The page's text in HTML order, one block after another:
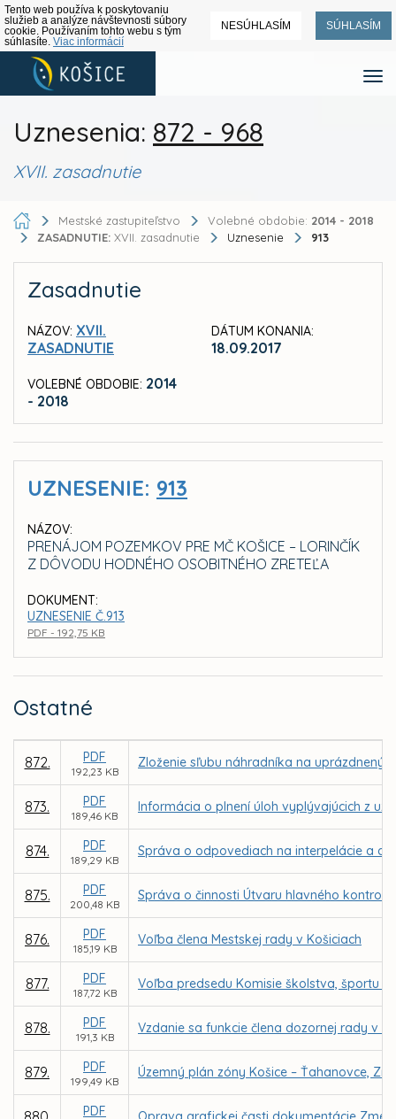
Tento web používa k poskytovaniu
služieb a analýze návštevnosti súbory
cookie. Používaním tohto webu s tým
súhlasíte. Viac informácií
NESÚHLASÍM SÚHLASÍM
Uznesenia: 872 - 968
XVII. zasadnutie
Mestské zastupiteľstvo Volebné obdobie: 2014 - 2018
ZASADNUTIE: XVII. zasadnutie Uznesenie 913
Zasadnutie
NÁZOV: XVII.
ZASADNUTIE
VOLEBNÉ OBDOBIE: 2014
- 2018
DÁTUM KONANIA:
18.09.2017
UZNESENIE: 913
NÁZOV:
PRENÁJOM POZEMKOV PRE MČ KOŠICE – LORINČÍK
Z DÔVODU HODNÉHO OSOBITNÉHO ZRETEĽA
DOKUMENT:
UZNESENIE Č.913
PDF - 192,75 KB
Ostatné
872. PDF
192,23 KB
Zloženie sľubu náhradníka na uprázdnený
873. PDF
189,46 KB
Informácia o plnení úloh vyplývajúcich z
874. PDF
189,29 KB
Správa o odpovediach na interpelácie a
875. PDF
200,48 KB
Správa o činnosti Útvaru hlavného
876. PDF
185,19 KB
Voľba člena Mestskej rady v Košiciach
877. PDF
187,72 KB
Voľba predsedu Komisie školstva, športu a
878. PDF
191,3 KB
Vzdanie sa funkcie člena dozornej rady v
879. PDF
199,49 KB
Územný plán zóny Košice – Ťahanovce,
PDF